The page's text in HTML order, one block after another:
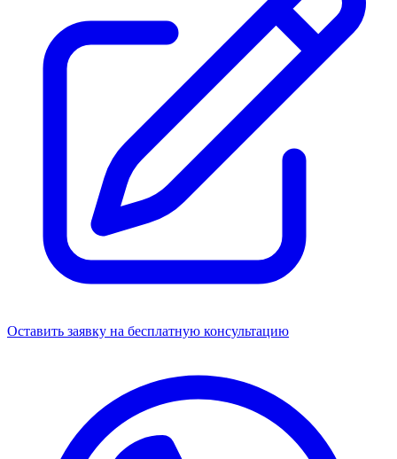
Оставить заявку на бесплатную консультацию